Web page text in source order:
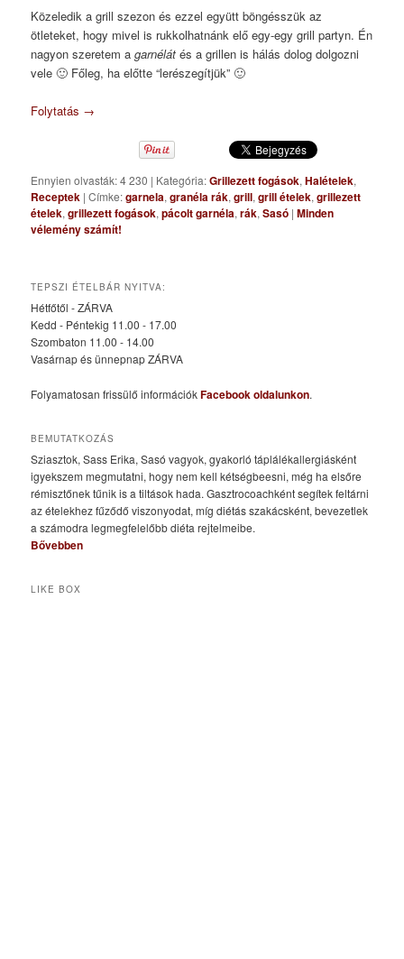
Közeledik a grill szezon és ezzel együtt böngésszük az
ötleteket, hogy mivel is rukkolhatnánk elő egy-egy grill partyn. Én
nagyon szeretem agarnélát és a grillen is hálás dolog dolgozni
vele 🙂 Főleg, ha előtte “lerészegítjük” 🙂
Folytatás →
Ennyien olvasták: 4 230 | Kategória:Grillezett fogások,Halételek,
Receptek |Címke:garnela,granéla rák,grill,grill ételek,grillezett
ételek,grillezett fogások,pácolt garnéla,rák,Sasó |Minden
vélemény számít!
TEPSZI ÉTELBÁR NYITVA:
Hétfőtől - ZÁRVA
Kedd - Péntekig 11.00 - 17.00
Szombaton 11.00 - 14.00
Vasárnap és ünnepnap ZÁRVA
Folyamatosan frissülő információkFacebook oldalunkon.
BEMUTATKOZÁS
Sziasztok, Sass Erika, Sasó vagyok, gyakorló táplálékallergiásként
igyekszem megmutatni, hogy nem kell kétségbeesni, még ha elsőre
rémisztőnek tűnik is a tiltások hada. Gasztrocoachként segítek feltárni
az ételekhez fűződő viszonyodat, míg diétás szakácsként, bevezetlek
a számodra legmegfelelőbb diéta rejtelmeibe.
Bővebben
LIKE BOX